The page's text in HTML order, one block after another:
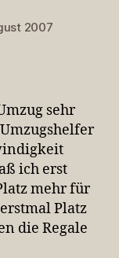
2007
sehr
ich erst
mehr für
Platz
die Regale